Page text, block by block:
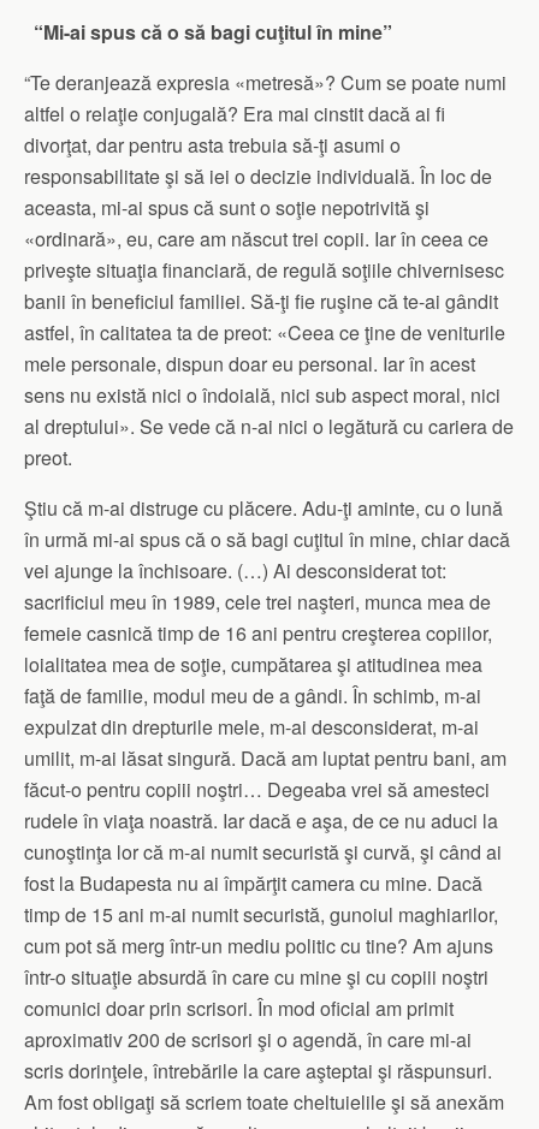
“Mi-ai spus că o să bagi cuţitul în mine”
“Te deranjează expresia «metresă»? Cum se poate numi
altfel o relaţie conjugală? Era mai cinstit dacă ai fi
divorţat, dar pentru asta trebuia să-ţi asumi o
responsabilitate şi să iei o decizie individuală. În loc de
aceasta, mi-ai spus că sunt o soţie nepotrivită şi
«ordinară», eu, care am născut trei copii. Iar în ceea ce
priveşte situaţia financiară, de regulă soţiile chivernisesc
banii în beneficiul familiei. Să-ţi fie ruşine că te-ai gândit
astfel, în calitatea ta de preot: «Ceea ce ţine de veniturile
mele personale, dispun doar eu personal. Iar în acest
sens nu există nici o îndoială, nici sub aspect moral, nici
al dreptului». Se vede că n-ai nici o legătură cu cariera de
preot.
Ştiu că m-ai distruge cu plăcere. Adu-ţi aminte, cu o lună
în urmă mi-ai spus că o să bagi cuţitul în mine, chiar dacă
vei ajunge la închisoare. (…) Ai desconsiderat tot:
sacrificiul meu în 1989, cele trei naşteri, munca mea de
femeie casnică timp de 16 ani pentru creşterea copiilor,
loialitatea mea de soţie, cumpătarea şi atitudinea mea
faţă de familie, modul meu de a gândi. În schimb, m-ai
expulzat din drepturile mele, m-ai desconsiderat, m-ai
umilit, m-ai lăsat singură. Dacă am luptat pentru bani, am
făcut-o pentru copiii noştri… Degeaba vrei să amesteci
rudele în viaţa noastră. Iar dacă e aşa, de ce nu aduci la
cunoştinţa lor că m-ai numit securistă şi curvă, şi când ai
fost la Budapesta nu ai împărţit camera cu mine. Dacă
timp de 15 ani m-ai numit securistă, gunoiul maghiarilor,
cum pot să merg într-un mediu politic cu tine? Am ajuns
într-o situaţie absurdă în care cu mine şi cu copiii noştri
comunici doar prin scrisori. În mod oficial am primit
aproximativ 200 de scrisori şi o agendă, în care mi-ai
scris dorinţele, întrebările la care aşteptai şi răspunsuri.
Am fost obligaţi să scriem toate cheltuielile şi să anexăm